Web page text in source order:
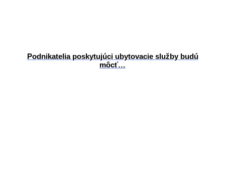
Podnikatelia poskytujúci ubytovacie služby budú
môcť…